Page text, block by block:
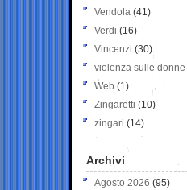
Vendola (41)
Verdi (16)
Vincenzi (30)
violenza sulle donne
Web (1)
Zingaretti (10)
zingari (14)
Archivi
Agosto 2026 (95)